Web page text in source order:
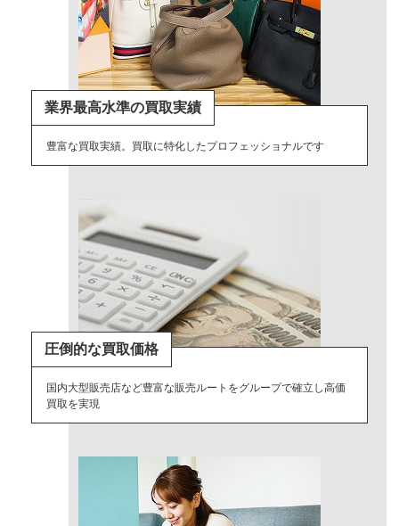
業界最高水準の買取実績
豊富な買取実績。買取に特化したプロフェッショナルです
圧倒的な買取価格
国内大型販売店など豊富な販売ルートをグループで確立し高価
買取を実現